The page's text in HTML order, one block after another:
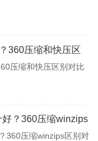
360压缩和快压区
压缩和快压区别对比
？360压缩winzips
360压缩winzips区别对